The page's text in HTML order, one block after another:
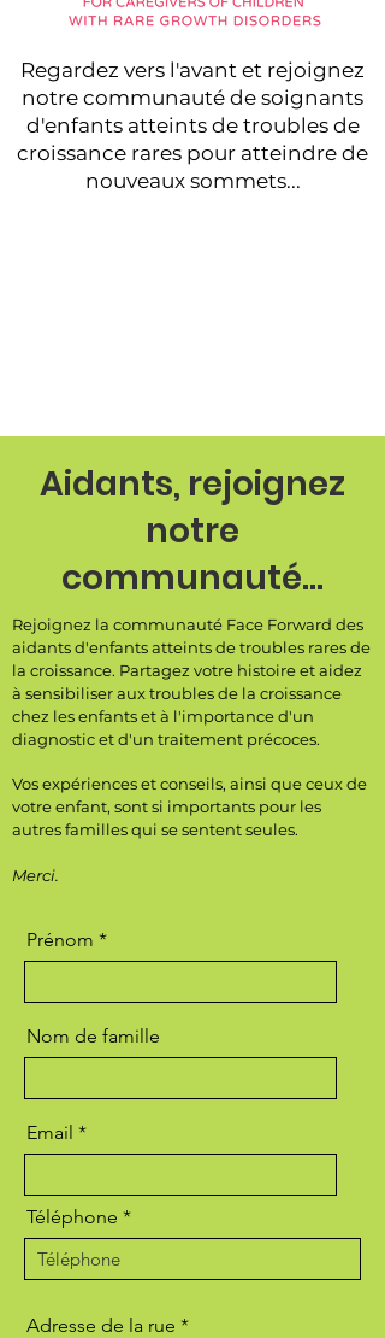
Regardez vers l'avant et rejoignez
notre communauté de soignants
d'enfants atteints de troubles de
croissance rares pour atteindre de
nouveaux sommets...
Aidants, rejoignez
notre
communauté...
Rejoignez la communauté Face Forward des
aidants d'enfants atteints de troubles rares de
la croissance. Partagez votre histoire et aidez
à sensibiliser aux troubles de la croissance
chez les enfants et à l'importance d'un
diagnostic et d'un traitement précoces.
Vos expériences et conseils, ainsi que ceux de
votre enfant, sont si importants pour les
autres familles qui se sentent seules.
Merci.
Prénom
Nom de famille
Email
Téléphone
Adresse de la rue